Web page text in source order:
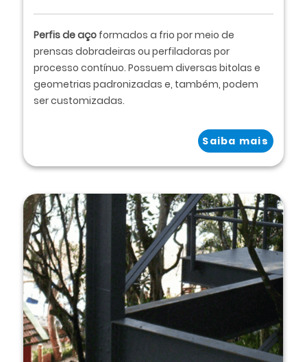
Perfis de aço formados a frio por meio de
prensas dobradeiras ou perfiladoras por
processo contínuo. Possuem diversas bitolas e
geometrias padronizadas e, também, podem
ser customizadas.
Saiba mais